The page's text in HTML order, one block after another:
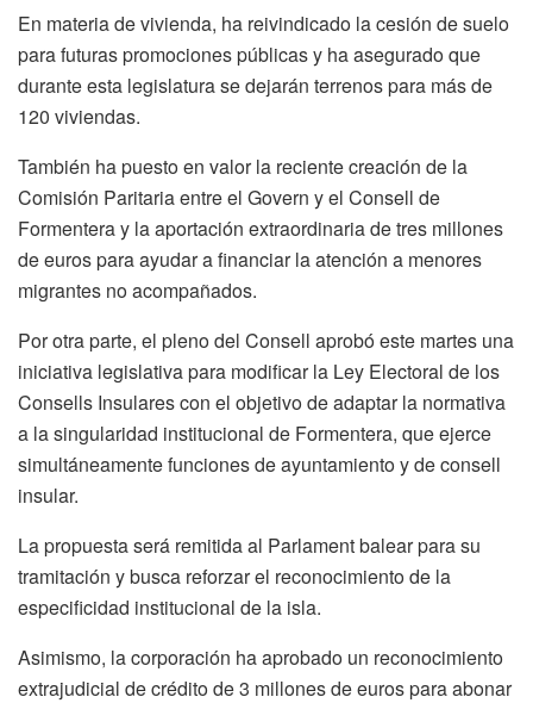
En materia de vivienda, ha reivindicado la cesión de suelo
para futuras promociones públicas y ha asegurado que
durante esta legislatura se dejarán terrenos para más de
120 viviendas.
También ha puesto en valor la reciente creación de la
Comisión Paritaria entre el Govern y el Consell de
Formentera y la aportación extraordinaria de tres millones
de euros para ayudar a financiar la atención a menores
migrantes no acompañados.
Por otra parte, el pleno del Consell aprobó este martes una
iniciativa legislativa para modificar la Ley Electoral de los
Consells Insulares con el objetivo de adaptar la normativa
a la singularidad institucional de Formentera, que ejerce
simultáneamente funciones de ayuntamiento y de consell
insular.
La propuesta será remitida al Parlament balear para su
tramitación y busca reforzar el reconocimiento de la
especificidad institucional de la isla.
Asimismo, la corporación ha aprobado un reconocimiento
extrajudicial de crédito de 3 millones de euros para abonar